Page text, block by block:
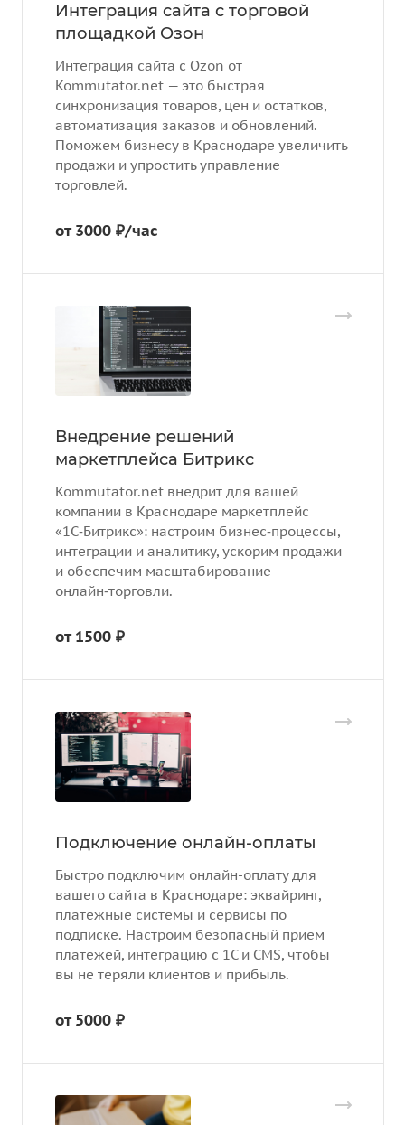
Интеграция сайта с торговой
площадкой Озон
Интеграция сайта с Ozon от
Kommutator.net — это быстрая
синхронизация товаров, цен и остатков,
автоматизация заказов и обновлений.
Поможем бизнесу в Краснодаре увеличить
продажи и упростить управление
торговлей.
от 3000 ₽/час
Внедрение решений
маркетплейса Битрикс
Kommutator.net внедрит для вашей
компании в Краснодаре маркетплейс
«1С‑Битрикс»: настроим бизнес‑процессы,
интеграции и аналитику, ускорим продажи
и обеспечим масштабирование
онлайн‑торговли.
от 1500 ₽
Подключение онлайн-оплаты
Быстро подключим онлайн-оплату для
вашего сайта в Краснодаре: эквайринг,
платежные системы и сервисы по
подписке. Настроим безопасный прием
платежей, интеграцию с 1С и CMS, чтобы
вы не теряли клиентов и прибыль.
от 5000 ₽